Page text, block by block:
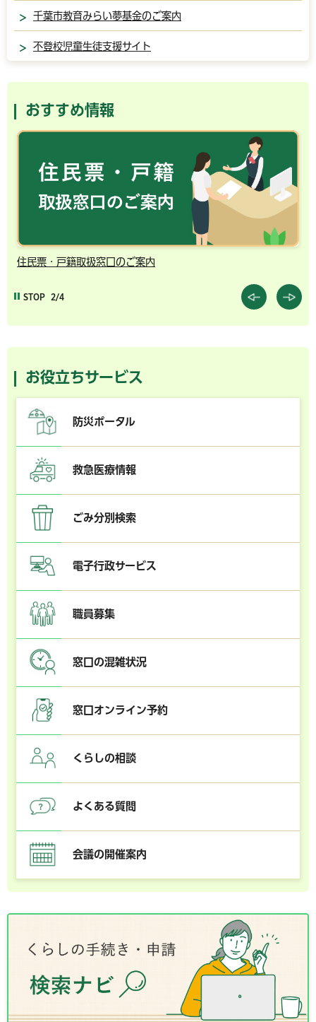
千葉市教育みらい夢基金のご案内
不登校児童生徒支援サイト
おすすめ情報
住民票・戸籍取扱窓口のご案内
STOP 2/4
お役立ちサービス
防災ポータル
救急医療情報
ごみ分別検索
電子行政サービス
職員募集
窓口の混雑状況
窓口オンライン予約
くらしの相談
よくある質問
会議の開催案内